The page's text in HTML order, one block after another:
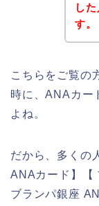
し
す。
こちらをご覧の
時に、ANAカー
よね。
だから、多くの
ANAカード】【
ブランパ銀座